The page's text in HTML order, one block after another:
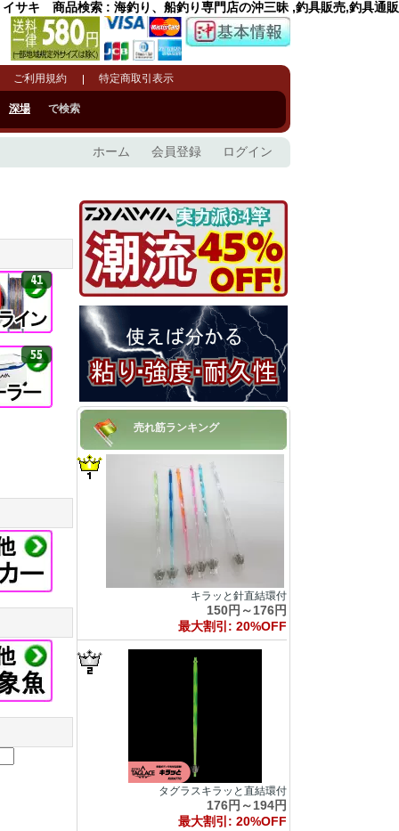
イサキ 商品検索 : 海釣り、船釣り専門店の沖三昧 ,釣具販売,釣具通販
ご利用規約 特定商取引表示
深場 で検索
ホーム 会員登録 ログイン
41
55
売れ筋ランキング
キラッと針直結環付
150円～176円
最大割引: 20%OFF
タグラスキラッと直結環付
176円～194円
最大割引: 20%OFF